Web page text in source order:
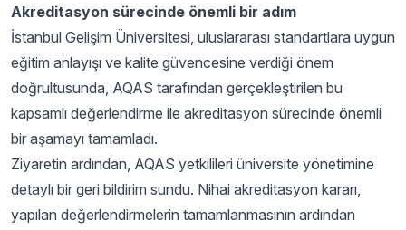
Akreditasyon sürecinde önemli bir adım
İstanbul Gelişim Üniversitesi, uluslararası standartlara uygun
eğitim anlayışı ve kalite güvencesine verdiği önem
doğrultusunda, AQAS tarafından gerçekleştirilen bu
kapsamlı değerlendirme ile akreditasyon sürecinde önemli
bir aşamayı tamamladı.
Ziyaretin ardından, AQAS yetkilileri üniversite yönetimine
detaylı bir geri bildirim sundu. Nihai akreditasyon kararı,
yapılan değerlendirmelerin tamamlanmasının ardından